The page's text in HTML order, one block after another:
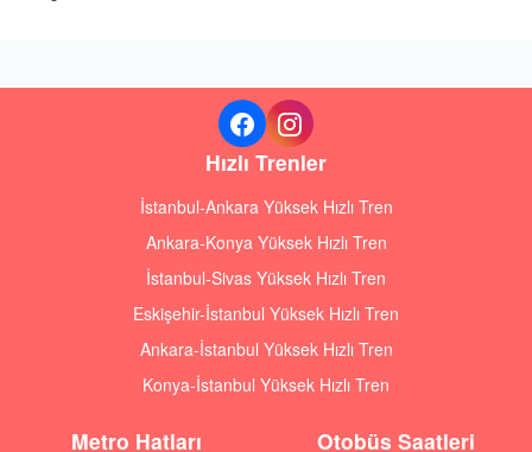
Hızlı Trenler
İstanbul-Ankara Yüksek Hızlı Tren
Ankara-Konya Yüksek Hızlı Tren
İstanbul-Sivas Yüksek Hızlı Tren
Eskişehir-İstanbul Yüksek Hızlı Tren
Ankara-İstanbul Yüksek Hızlı Tren
Konya-İstanbul Yüksek Hızlı Tren
Metro Hatları Otobüs Saatleri